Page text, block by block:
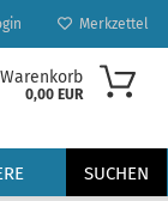
Merkzettel
0,00 EUR
SUCHEN